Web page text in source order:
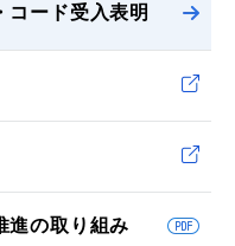
コード受入表明
進の取り組み